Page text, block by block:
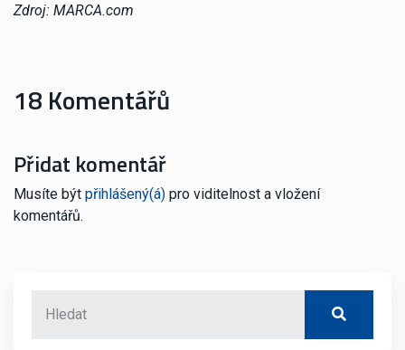
Zdroj: MARCA.com
18 Komentářů
Přidat komentář
Musíte být přihlášený(á) pro viditelnost a vložení
komentářů.